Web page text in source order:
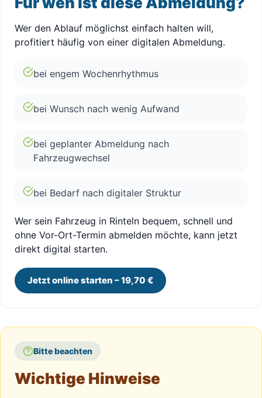
Wer den Ablauf möglichst einfach halten will,
profitiert häufig von einer digitalen Abmeldung.
bei engem Wochenrhythmus
bei Wunsch nach wenig Aufwand
bei geplanter Abmeldung nach
Fahrzeugwechsel
bei Bedarf nach digitaler Struktur
Wer sein Fahrzeug in Rinteln bequem, schnell und
ohne Vor-Ort-Termin abmelden möchte, kann jetzt
direkt digital starten.
Jetzt online starten – 19,70 €
Bitte beachten
Wichtige Hinweise